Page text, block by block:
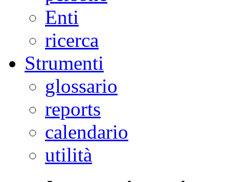
Enti
ricerca
Strumenti
glossario
reports
calendario
utilità